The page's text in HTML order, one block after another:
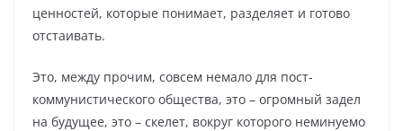
ценностей, которые понимает, разделяет и готово
отстаивать.
Это, между прочим, совсем немало для пост-
коммунистического общества, это – огромный задел
на будущее, это – скелет, вокруг которого неминуемо